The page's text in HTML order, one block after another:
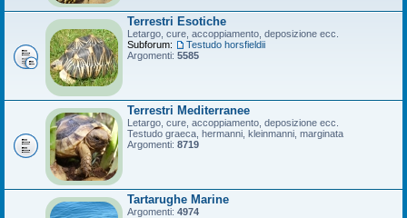
Terrestri Esotiche
Letargo, cure, accoppiamento, deposizione ecc.
Subforum:
Testudo horsfieldii
Argomenti: 5585
Terrestri Mediterranee
Letargo, cure, accoppiamento, deposizione ecc.
Testudo graeca, hermanni, kleinmanni, marginata
Argomenti: 8719
Tartarughe Marine
Argomenti: 4974